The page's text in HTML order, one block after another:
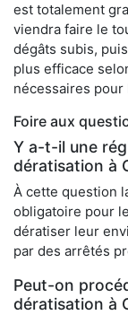
est totalement
viendra faire le
dégâts subis,
plus efficace
nécessaires
Foire aux
Y a-t-il une
dératisation à
À cette question
obligatoire pour
dératiser leur
par des arrêtés
Peut-on
dératisation à